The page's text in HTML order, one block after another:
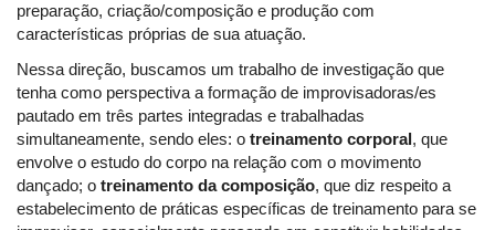
preparação, criação/composição e produção com
características próprias de sua atuação.
Nessa direção, buscamos um trabalho de investigação que
tenha como perspectiva a formação de improvisadoras/es
pautado em três partes integradas e trabalhadas
simultaneamente, sendo eles: o treinamento corporal, que
envolve o estudo do corpo na relação com o movimento
dançado; o treinamento da composição, que diz respeito a
estabelecimento de práticas específicas de treinamento para se